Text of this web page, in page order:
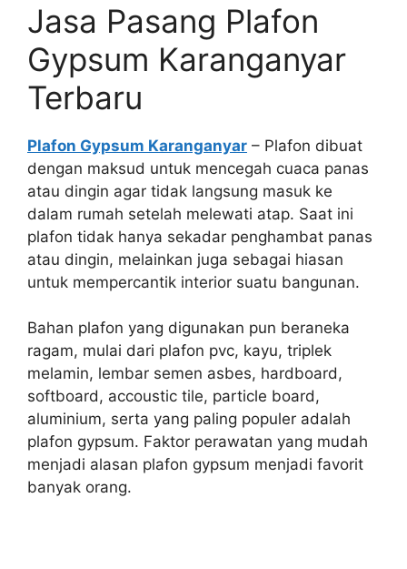
Jasa Pasang Plafon
Gypsum Karanganyar
Terbaru
Plafon Gypsum Karanganyar – Plafon dibuat
dengan maksud untuk mencegah cuaca panas
atau dingin agar tidak langsung masuk ke
dalam rumah setelah melewati atap. Saat ini
plafon tidak hanya sekadar penghambat panas
atau dingin, melainkan juga sebagai hiasan
untuk mempercantik interior suatu bangunan.
Bahan plafon yang digunakan pun beraneka
ragam, mulai dari plafon pvc, kayu, triplek
melamin, lembar semen asbes, hardboard,
softboard, accoustic tile, particle board,
aluminium, serta yang paling populer adalah
plafon gypsum. Faktor perawatan yang mudah
menjadi alasan plafon gypsum menjadi favorit
banyak orang.